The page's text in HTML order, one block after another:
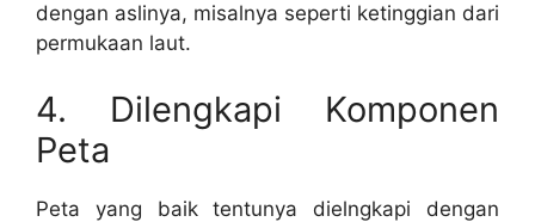
dengan aslinya, misalnya seperti ketinggian dari
permukaan laut.
4. Dilengkapi Komponen
Peta
Peta yang baik tentunya dielngkapi dengan